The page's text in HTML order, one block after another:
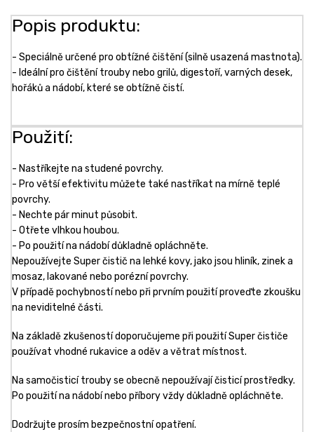
Popis produktu:
- Speciálně určené pro obtížné čištění (silně usazená mastnota).
- Ideální pro čištění trouby nebo grilů, digestoří, varných desek,
hořáků a nádobí, které se obtížně čistí.
Použití:
- Nastříkejte na studené povrchy.
- Pro větší efektivitu můžete také nastříkat na mírně teplé
povrchy.
- Nechte pár minut působit.
- Otřete vlhkou houbou.
- Po použití na nádobí důkladně opláchněte.
Nepoužívejte Super čistič na lehké kovy, jako jsou hliník, zinek a
mosaz, lakované nebo porézní povrchy.
V případě pochybností nebo při prvním použití proveďte zkoušku
na neviditelné části.
Na základě zkušeností doporučujeme při použití Super čističe
používat vhodné rukavice a oděv a větrat místnost.
Na samočisticí trouby se obecně nepoužívají čisticí prostředky.
Po použití na nádobí nebo příbory vždy důkladně opláchněte.
Dodržujte prosím bezpečnostní opatření.